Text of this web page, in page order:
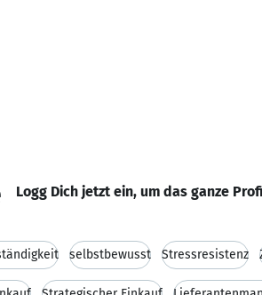
Logg Dich jetzt ein, um das ganze
selbstbewusst Stressresistenz